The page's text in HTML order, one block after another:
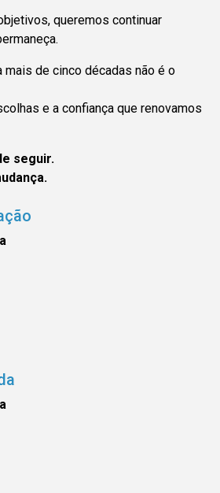
queremos continuar
mais de cinco décadas não é o
e a confiança que renovamos
seguir.